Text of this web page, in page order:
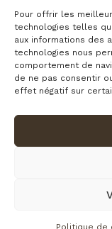
Pour offrir les
technologies telles
aux informations des
technologies nous
comportement de
de ne pas consentir
effet négatif sur
Politique de
Actualités
Cartes cadeaux
Contact
fait